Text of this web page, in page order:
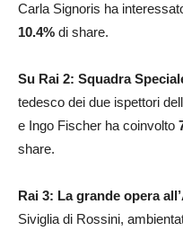
Carla Signoris ha
10.4% di share.
Su Rai 2: Squadra
tedesco dei due ispettori
e Ingo Fischer ha coinvolto
share.
Rai 3: La grande opera
Siviglia di Rossini,